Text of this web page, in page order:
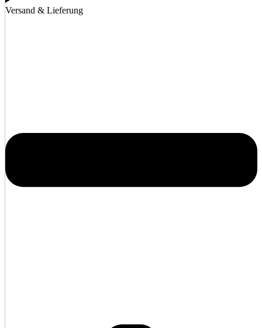
Versand & Lieferung